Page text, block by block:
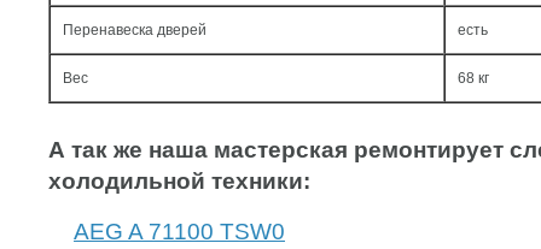
Перенавеска дверей есть
Вес 68 кг
А так же наша мастерская ремонтирует
холодильной техники:
AEG A 71100 TSW0